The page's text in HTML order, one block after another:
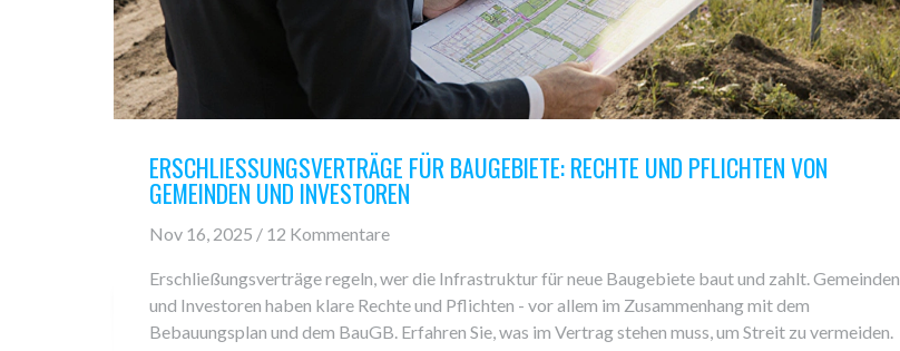
ERSCHLIESSUNGSVERTRÄGE FÜR BAUGEBIETE: RECHTE UND PFLICHTEN VON G
EMEINDEN UND INVESTOREN
Nov 16, 2025 / 12 Kommentare
Erschließungsverträge regeln, wer die Infrastruktur für neue Baugebiete baut und zahlt. Gemeinden
und Investoren haben klare Rechte und Pflichten - vor allem im Zusammenhang mit dem
Bebauungsplan und dem BauGB. Erfahren Sie, was im Vertrag stehen muss, um Streit zu vermeiden.